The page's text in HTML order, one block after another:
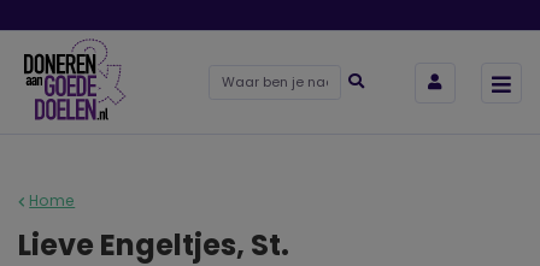
Home
Lieve Engeltjes, St.